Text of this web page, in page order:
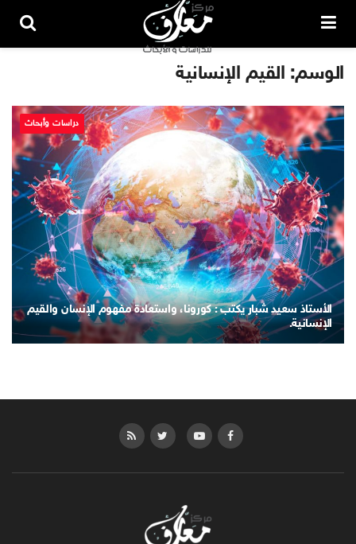
الوسم: القيم الإنسانية
دراسات وأبحاث
الأستاذ سعيد شبار يكتب : كورونا، واستعادة مفهوم الإنسان والقيم
الإنسانية.